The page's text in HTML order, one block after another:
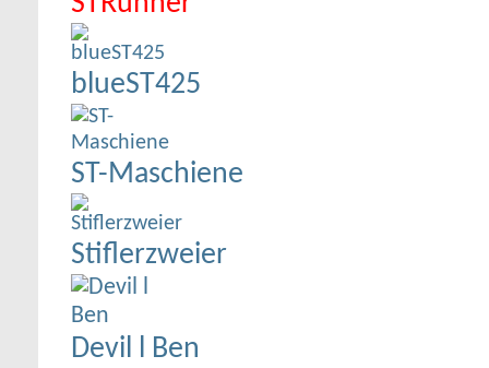
blueST425
ST-Maschiene
Stiflerzweier
Devil l Ben